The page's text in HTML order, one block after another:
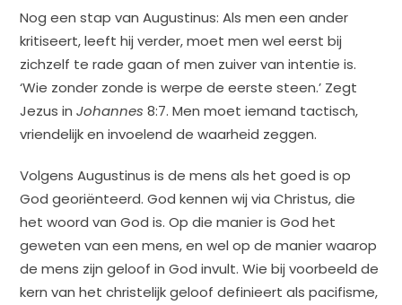
Nog een stap van Augustinus: Als men een ander
kritiseert, leeft hij verder, moet men wel eerst bij
zichzelf te rade gaan of men zuiver van intentie is.
‘Wie zonder zonde is werpe de eerste steen.’ Zegt
Jezus inJohannes 8:7. Men moet iemand tactisch,
vriendelijk en invoelend de waarheid zeggen.
Volgens Augustinus is de mens als het goed is op
God georiënteerd. God kennen wij via Christus, die
het woord van God is. Op die manier is God het
geweten van een mens, en wel op de manier waarop
de mens zijn geloof in God invult. Wie bij voorbeeld de
kern van het christelijk geloof definieert als pacifisme,